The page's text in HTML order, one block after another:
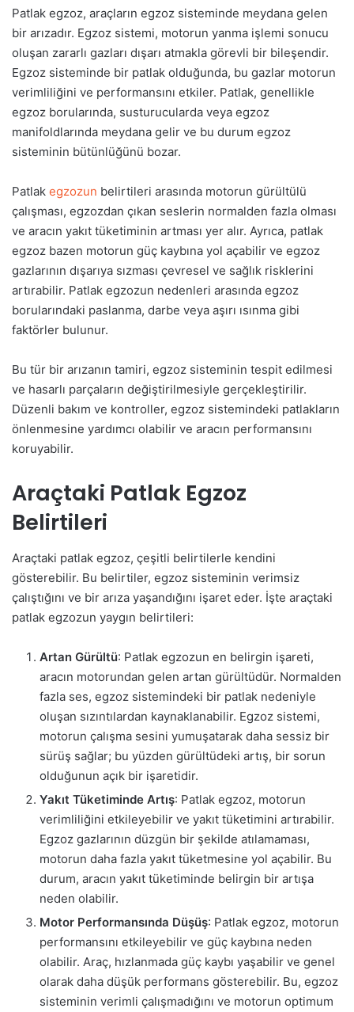
Patlak egzoz, araçların egzoz sisteminde meydana gelen
bir arızadır. Egzoz sistemi, motorun yanma işlemi sonucu
oluşan zararlı gazları dışarı atmakla görevli bir bileşendir.
Egzoz sisteminde bir patlak olduğunda, bu gazlar motorun
verimliliğini ve performansını etkiler. Patlak, genellikle
egzoz borularında, susturucularda veya egzoz
manifoldlarında meydana gelir ve bu durum egzoz
sisteminin bütünlüğünü bozar.
Patlak egzozun belirtileri arasında motorun gürültülü
çalışması, egzozdan çıkan seslerin normalden fazla olması
ve aracın yakıt tüketiminin artması yer alır. Ayrıca, patlak
egzoz bazen motorun güç kaybına yol açabilir ve egzoz
gazlarının dışarıya sızması çevresel ve sağlık risklerini
artırabilir. Patlak egzozun nedenleri arasında egzoz
borularındaki paslanma, darbe veya aşırı ısınma gibi
faktörler bulunur.
Bu tür bir arızanın tamiri, egzoz sisteminin tespit edilmesi
ve hasarlı parçaların değiştirilmesiyle gerçekleştirilir.
Düzenli bakım ve kontroller, egzoz sistemindeki patlakların
önlenmesine yardımcı olabilir ve aracın performansını
koruyabilir.
Araçtaki Patlak Egzoz
Belirtileri
Araçtaki patlak egzoz, çeşitli belirtilerle kendini
gösterebilir. Bu belirtiler, egzoz sisteminin verimsiz
çalıştığını ve bir arıza yaşandığını işaret eder. İşte araçtaki
patlak egzozun yaygın belirtileri:
Artan Gürültü: Patlak egzozun en belirgin işareti,
aracın motorundan gelen artan gürültüdür. Normalden
fazla ses, egzoz sistemindeki bir patlak nedeniyle
oluşan sızıntılardan kaynaklanabilir. Egzoz sistemi,
motorun çalışma sesini yumuşatarak daha sessiz bir
sürüş sağlar; bu yüzden gürültüdeki artış, bir sorun
olduğunun açık bir işaretidir.
Yakıt Tüketiminde Artış: Patlak egzoz, motorun
verimliliğini etkileyebilir ve yakıt tüketimini artırabilir.
Egzoz gazlarının düzgün bir şekilde atılamaması,
motorun daha fazla yakıt tüketmesine yol açabilir. Bu
durum, aracın yakıt tüketiminde belirgin bir artışa
neden olabilir.
Motor Performansında Düşüş: Patlak egzoz, motorun
performansını etkileyebilir ve güç kaybına neden
olabilir. Araç, hızlanmada güç kaybı yaşabilir ve genel
olarak daha düşük performans gösterebilir. Bu, egzoz
sisteminin verimli çalışmadığını ve motorun optimum